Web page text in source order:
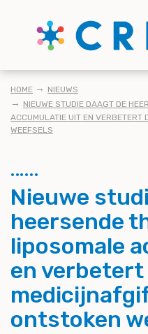
KRUIMELPAD
HOME
NIEUWS
NIEUWE STUDIE DAAGT DE
ACCUMULATIE UIT EN VERBETERT
WEEFSELS
Nieuwe
heersende
liposomale
en verbetert
ontstoken